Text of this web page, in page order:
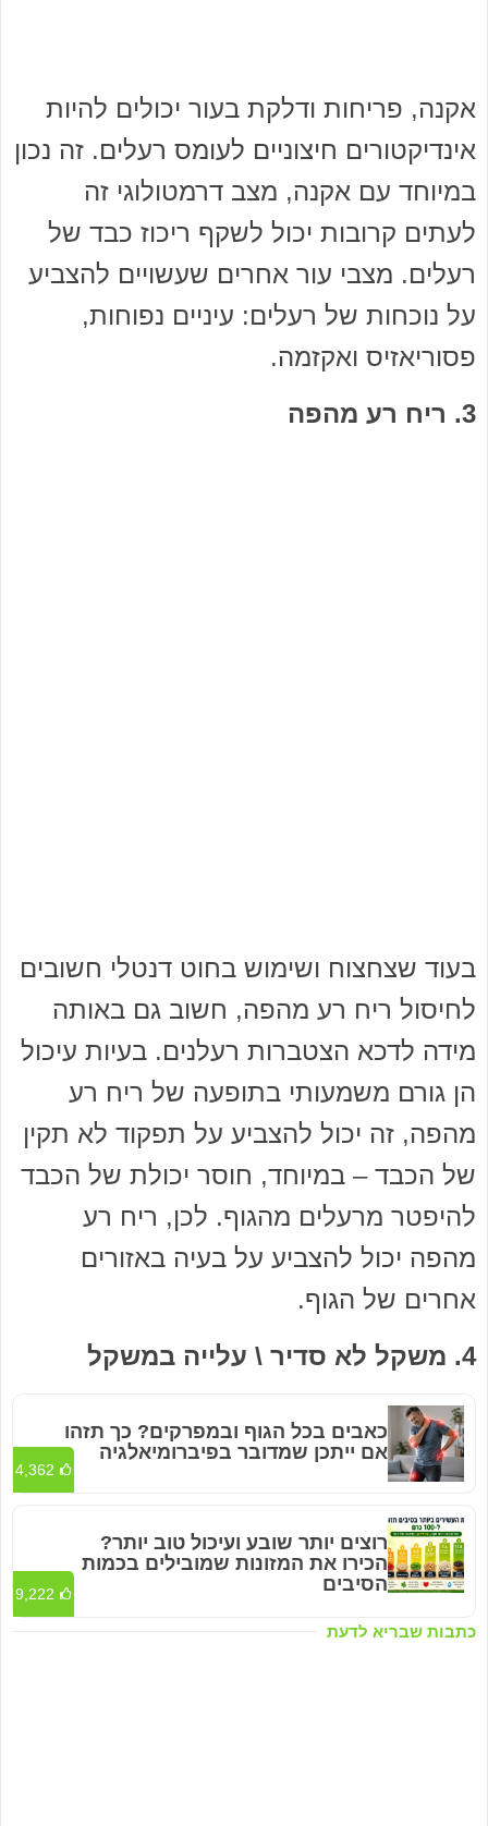
אקנה, פריחות ודלקת בעור יכולים להיות
אינדיקטורים חיצוניים לעומס רעלים. זה נכון
במיוחד עם אקנה, מצב דרמטולוגי זה
לעתים קרובות יכול לשקף ריכוז כבד של
רעלים. מצבי עור אחרים שעשויים להצביע
על נוכחות של רעלים: עיניים נפוחות,
פסוריאזיס ואקזמה.
3. ריח רע מהפה
בעוד שצחצוח ושימוש בחוט דנטלי חשובים
לחיסול ריח רע מהפה, חשוב גם באותה
מידה לדכא הצטברות רעלנים. בעיות עיכול
הן גורם משמעותי בתופעה של ריח רע
מהפה, זה יכול להצביע על תפקוד לא תקין
של הכבד – במיוחד, חוסר יכולת של הכבד
להיפטר מרעלים מהגוף. לכן, ריח רע
מהפה יכול להצביע על בעיה באזורים
אחרים של הגוף.
4. משקל לא סדיר \ עלייה במשקל
כתבות שבריא לדעת
כאבים בכל הגוף ובמפרקים? כך תזהו
אם ייתכן שמדובר בפיברומיאלגיה
4,362
רוצים יותר שובע ועיכול טוב יותר?
הכירו את המזונות שמובילים בכמות
הסיבים
9,222